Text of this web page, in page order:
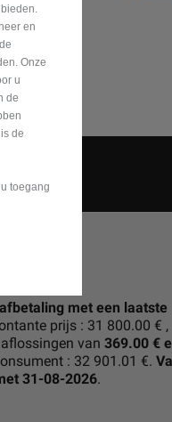
met een laatste
prijs : 31 800.00 € ,
van 369.00 €
: 32 901.01 €.
31-08-2026.
en
Onze
u
de
de
toegang